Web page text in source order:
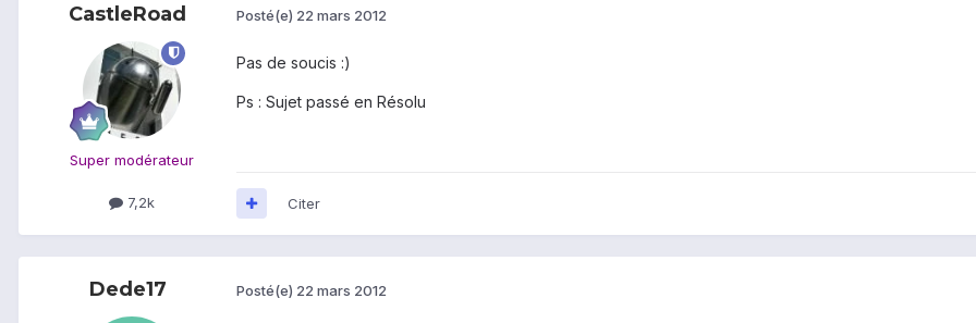
CastleRoad
Super modérateur
7,2k
Posté(e) 22 mars 2012
Pas de soucis :)
Ps : Sujet passé en Résolu
Citer
Dede17 Posté(e) 22 mars 2012